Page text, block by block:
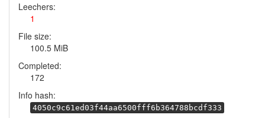
Leechers:
1
File size:
100.5 MiB
Completed:
172
Info hash:
4050c9c61ed03f44aa6500fff6b364788bcdf333